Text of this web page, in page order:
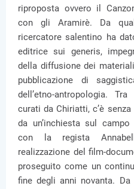
riproposta ovvero il
con gli Aramirè. Da
ricercatore salentino ha
editrice sui generis,
della diffusione dei
pubblicazione di
dell’etno-antropologia.
curati da Chiriatti, c’è
da un’inchiesta sul
con la regista
realizzazione del film-
proseguito come un
fine degli anni novanta.